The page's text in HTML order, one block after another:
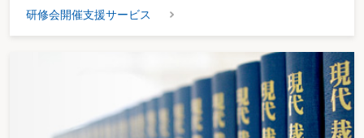
研修会開催支援サービス